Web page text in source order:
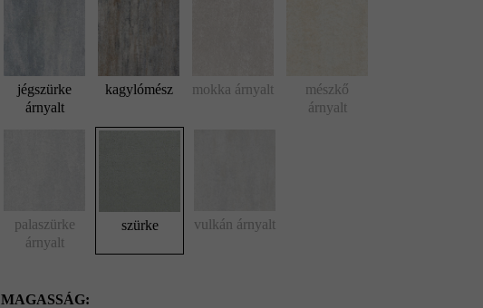
Arret B15 VG4 kombitérkő, szürke; Kerti szegély, szürke
jégszürke
árnyalt
kagylómész mokka árnyalt
mészkő
árnyalt
palaszürke
árnyalt
szürke vulkán árnyalt
MAGASSÁG: